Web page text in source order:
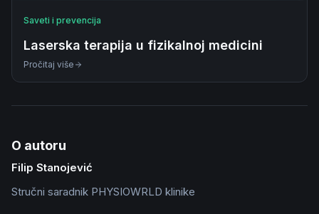
Saveti i prevencija
Laserska terapija u fizikalnoj medicini
Pročitaj više
O autoru
Filip Stanojević
Stručni saradnik PHYSIOWRLD klinike